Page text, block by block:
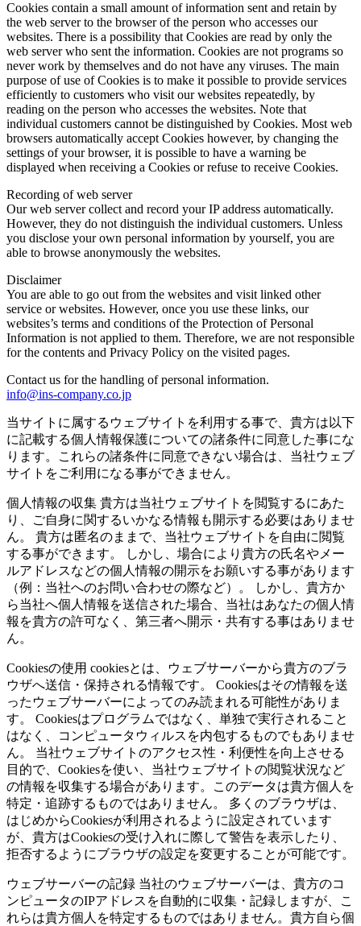
Cookies contain a small amount of information sent and retain by
the web server to the browser of the person who accesses our
websites. There is a possibility that Cookies are read by only the
web server who sent the information. Cookies are not programs so
never work by themselves and do not have any viruses. The main
purpose of use of Cookies is to make it possible to provide services
efficiently to customers who visit our websites repeatedly, by
reading on the person who accesses the websites. Note that
individual customers cannot be distinguished by Cookies. Most web
browsers automatically accept Cookies however, by changing the
settings of your browser, it is possible to have a warning be
displayed when receiving a Cookies or refuse to receive Cookies.
Recording of web server
Our web server collect and record your IP address automatically.
However, they do not distinguish the individual customers. Unless
you disclose your own personal information by yourself, you are
able to browse anonymously the websites.
Disclaimer
You are able to go out from the websites and visit linked other
service or websites. However, once you use these links, our
websites’s terms and conditions of the Protection of Personal
Information is not applied to them. Therefore, we are not responsible
for the contents and Privacy Policy on the visited pages.
Contact us for the handling of personal information.
info@ins-company.co.jp
当サイトに属するウェブサイトを利用する事で、貴方は以下
に記載する個人情報保護についての諸条件に同意した事にな
ります。これらの諸条件に同意できない場合は、当社ウェブ
サイトをご利用になる事ができません。
個人情報の収集 貴方は当社ウェブサイトを閲覧するにあた
り、ご自身に関するいかなる情報も開示する必要はありませ
ん。 貴方は匿名のままで、当社ウェブサイトを自由に閲覧
する事ができます。 しかし、場合により貴方の氏名やメー
ルアドレスなどの個人情報の開示をお願いする事があります
（例：当社へのお問い合わせの際など）。 しかし、貴方か
ら当社へ個人情報を送信された場合、当社はあなたの個人情
報を貴方の許可なく、第三者へ開示・共有する事はありませ
ん。
Cookiesの使用 cookiesとは、ウェブサーバーから貴方のブラ
ウザへ送信・保持される情報です。 Cookiesはその情報を送
ったウェブサーバーによってのみ読まれる可能性がありま
す。 Cookiesはプログラムではなく、単独で実行されること
はなく、コンピュータウィルスを内包するものでもありませ
ん。 当社ウェブサイトのアクセス性・利便性を向上させる
目的で、Cookiesを使い、当社ウェブサイトの閲覧状況など
の情報を収集する場合があります。このデータは貴方個人を
特定・追跡するものではありません。 多くのブラウザは、
はじめからCookiesが利用されるように設定されています
が、貴方はCookiesの受け入れに際して警告を表示したり、
拒否するようにブラウザの設定を変更することが可能です。
ウェブサーバーの記録 当社のウェブサーバーは、貴方のコ
ンピュータのIPアドレスを自動的に収集・記録しますが、こ
れらは貴方個人を特定するものではありません。貴方自ら個